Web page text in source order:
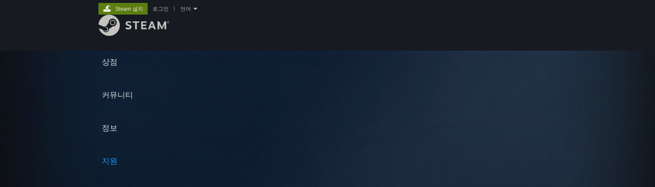
상점
커뮤니티
정보
지원
Steam 설치 로그인 언어